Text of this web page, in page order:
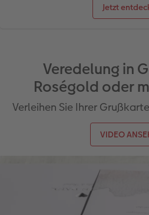
Jetzt
Veredelung in
Roségold oder
Verleihen Sie Ihrer
VIDEO